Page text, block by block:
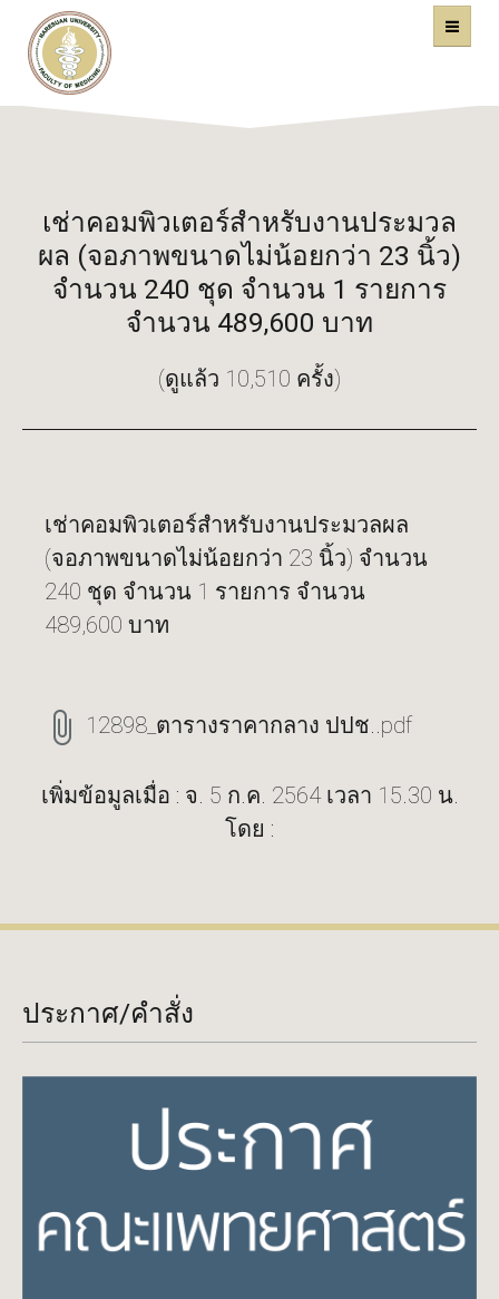
คณะแพทยศาสตร์
เช่าคอมพิวเตอร์สำหรับงานประมวล
ผล (จอภาพขนาดไม่น้อยกว่า 23 นิ้ว)
จำนวน 240 ชุด จำนวน 1 รายการ
จำนวน 489,600 บาท
(ดูแล้ว 10,510 ครั้ง)
เช่าคอมพิวเตอร์สำหรับงานประมวลผล
(จอภาพขนาดไม่น้อยกว่า 23 นิ้ว) จำนวน
240 ชุด จำนวน 1 รายการ จำนวน
489,600 บาท
12898_ตารางราคากลาง ปปช..pdf
เพิ่มข้อมูลเมื่อ : จ. 5 ก.ค. 2564 เวลา 15.30 น.
โดย :
ประกาศ/คำสั่ง